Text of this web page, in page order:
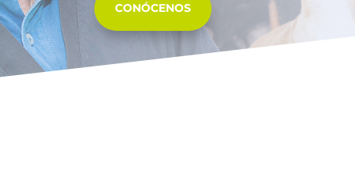
CONÓCENOS